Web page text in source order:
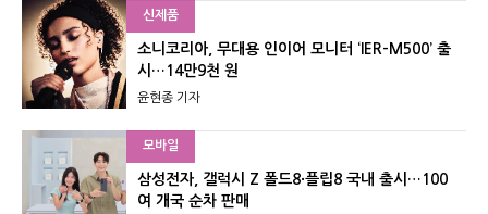
신제품
소니코리아, 무대용 인이어 모니터 ‘IER-M500’ 출
시…14만9천 원
윤현종 기자
모바일
삼성전자, 갤럭시 Z 폴드8·플립8 국내 출시…100
여 개국 순차 판매